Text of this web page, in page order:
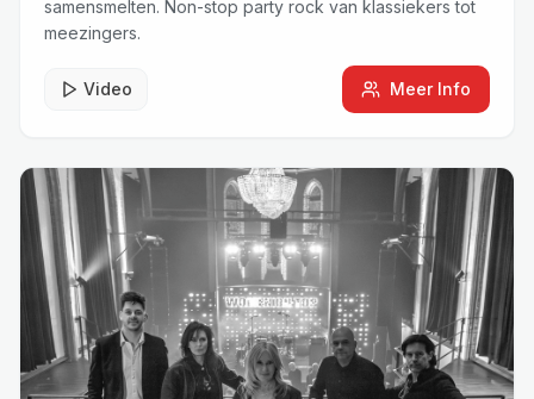
samensmelten. Non-stop party rock van klassiekers tot
meezingers.
Video Meer Info